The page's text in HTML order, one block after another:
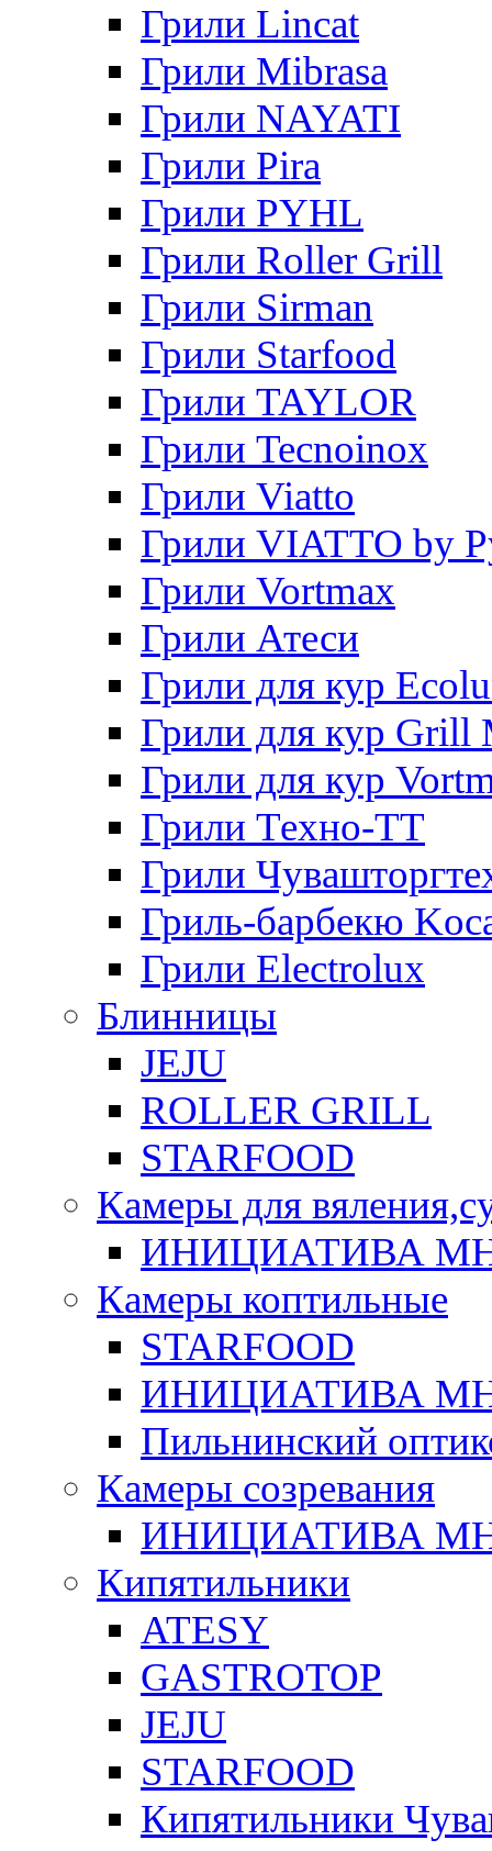
Грили Lincat
Грили Mibrasa
Грили NAYATI
Грили Pira
Грили PYHL
Грили Roller Grill
Грили Sirman
Грили Starfood
Грили TAYLOR
Грили Tecnoinox
Грили Viatto
Грили VIATTO by
Грили Vortmax
Грили Атеси
Грили для кур
Грили для кур Grill
Грили для кур
Грили Техно-ТТ
Грили
Гриль-барбекю
Грили Electrolux
Блинницы
JEJU
ROLLER GRILL
STARFOOD
Камеры для
ИНИЦИАТИВА
Камеры коптильные
STARFOOD
ИНИЦИАТИВА
Пильнинский
Камеры созревания
ИНИЦИАТИВА
Кипятильники
ATESY
GASTROTOP
JEJU
STARFOOD
Кипятильники